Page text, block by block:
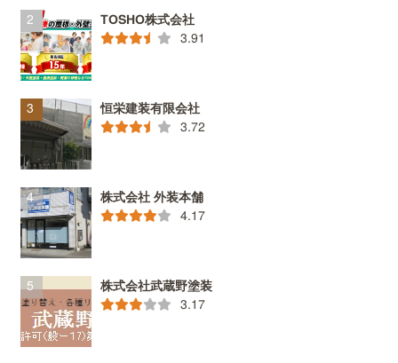
TOSHO株式会社
3.91
恒栄建装有限会社
3.72
株式会社 外装本舗
4.17
株式会社武蔵野塗装
3.17